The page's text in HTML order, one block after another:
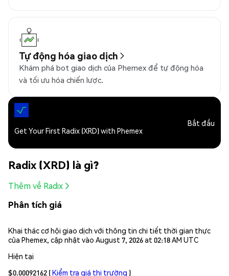
Tự động hóa giao dịch
Khám phá bot giao dịch của Phemex để tự động hóa
và tối ưu hóa chiến lược.
Get Your First Radix (XRD) with Phemex
Bắt đầu
Radix (XRD) là gì?
Thêm về Radix
Phân tích giá
Khai thác cơ hội giao dịch với thông tin chi tiết thời gian thực
của Phemex, cập nhật vào August 7, 2026 at 02:18 AM UTC
Hiện tại
$0.00092162 (Kiểm tra giá thị trường )